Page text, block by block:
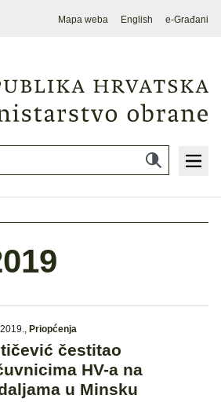
Mapa weba English e-Građani
, Priopćenja
čestitao
HV-a na
u Minsku